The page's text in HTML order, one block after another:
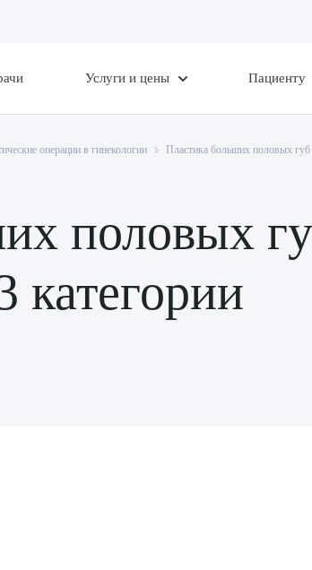
Услуги и цены Пациенту
операции в гинекологии Пластика больших половых
половых
категории